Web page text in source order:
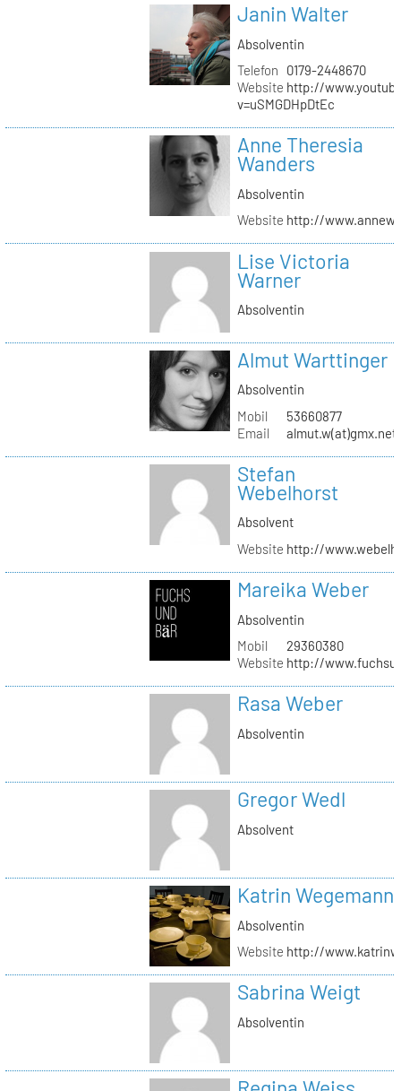
Janin Walter
Absolventin
Telefon
0179-2448670
Website http://
v=uSMGDHpDtEc
Anne Theresia
Wanders
Absolventin
Website http://
Lise Victoria
Warner
Absolventin
Almut Warttinger
Absolventin
Mobil
53660877
Email
almut.w(at)gmx.net
Stefan
Webelhorst
Absolvent
Website http://
Mareika Weber
Absolventin
Mobil
29360380
Website http://
Rasa Weber
Absolventin
Gregor Wedl
Absolvent
Katrin Wegemann
Absolventin
Website http://
Sabrina Weigt
Absolventin